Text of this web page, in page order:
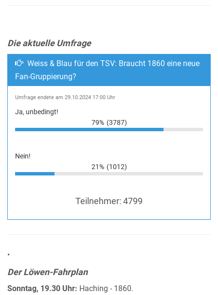
Die aktuelle Umfrage
Weiss & Blau für den TSV: Braucht 1860 eine neue
Fan-Gruppierung?
Umfrage endete am 29.10.2024 17:00 Uhr
Ja, unbedingt!
79% (3787)
Nein!
21% (1012)
Teilnehmer: 4799
•
Der Löwen-Fahrplan
Sonntag, 19.30 Uhr: Haching - 1860.